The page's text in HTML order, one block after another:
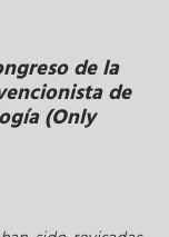
de la
de
(Only